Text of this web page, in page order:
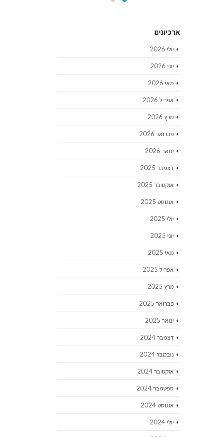
ארכיונים
יולי 2026
יוני 2026
מאי 2026
אפריל 2026
מרץ 2026
פברואר 2026
ינואר 2026
דצמבר 2025
אוקטובר 2025
אוגוסט 2025
יולי 2025
יוני 2025
מאי 2025
אפריל 2025
מרץ 2025
פברואר 2025
ינואר 2025
דצמבר 2024
נובמבר 2024
אוקטובר 2024
ספטמבר 2024
אוגוסט 2024
יולי 2024